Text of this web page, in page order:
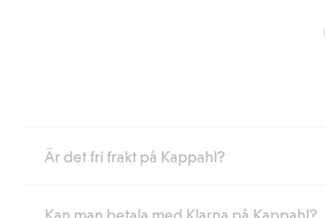
Är det fri frakt på Kappahl?
Kan man betala med Klarna på Kappahl?